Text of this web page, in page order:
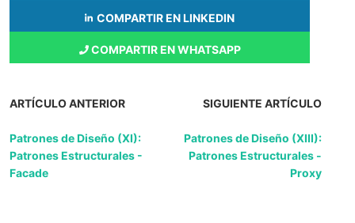
COMPARTIR EN LINKEDIN
COMPARTIR EN WHATSAPP
ARTÍCULO ANTERIOR
Patrones de Diseño (XI):
Patrones Estructurales -
Facade
SIGUIENTE ARTÍCULO
Patrones de Diseño (XIII):
Patrones Estructurales -
Proxy